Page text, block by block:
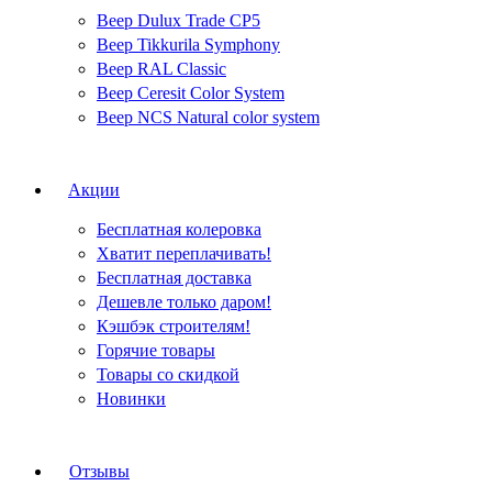
Веер Dulux Trade CP5
Веер Tikkurila Symphony
Веер RAL Classic
Веер Ceresit Color System
Веер NCS Natural color system
Акции
Бесплатная колеровка
Хватит переплачивать!
Бесплатная доставка
Дешевле только даром!
Кэшбэк строителям!
Горячие товары
Товары со скидкой
Новинки
Отзывы